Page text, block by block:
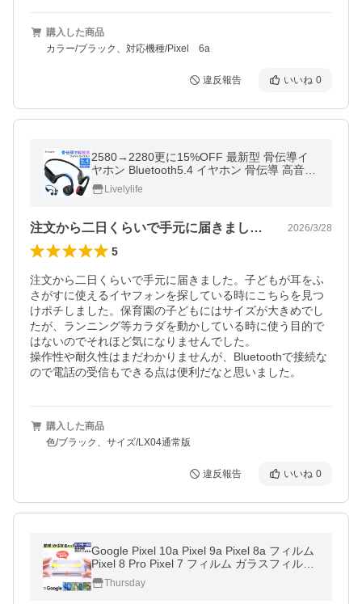
購入した商品
カラー/ブラック、対応機種/Pixel 6a
違反報告 いいね 0
2580→2280更に15%OFF 最新型 骨伝導イ
ヤホン Bluetooth5.4 イヤホン 骨伝導 高音質
ワイヤレスイヤホン 耳を塞がない オープン
イヤー 軽量 防水 自転車 マイク
Livelylife
注文から二日くらいで手元に届きました。… 2026/3/28
5
注文から二日くらいで手元に届きました。子どもが耳をふ
さがすに使えるイヤフォンを探している時にこちらを見つ
けポチしました。保育園の子どもにはサイズが大きめでし
たが、ランニング等カラダを動かしている時に使う目的で
はないのでそれほど気になりませんでした。
操作性や耐久性はまだわかりませんが、Bluetoothで接続な
ので電話の受信もできる点は便利だなと思いました。
購入した商品
色/ブラック、サイズ/LX04通常版
違反報告 いいね 0
Google Pixel 10a Pixel 9a Pixel 8a フィルム
Pixel 8 Pro Pixel 7 フィルム ガラスフィルム
ガイド枠付き 保護 ガラス 液晶保護 簡単貼り
付けThursday